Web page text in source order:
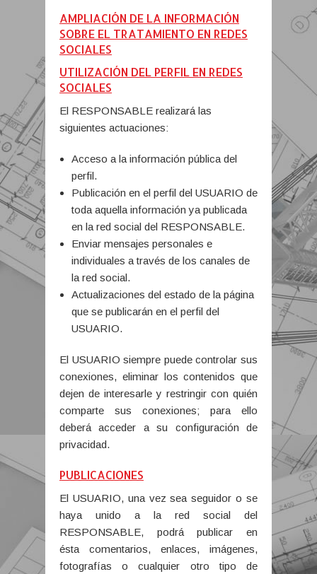
AMPLIACIÓN DE LA INFORMACIÓN
SOBRE EL TRATAMIENTO EN REDES
SOCIALES
UTILIZACIÓN DEL PERFIL EN REDES
SOCIALES
El RESPONSABLE realizará las
siguientes actuaciones:
Acceso a la información pública del
perfil.
Publicación en el perfil del USUARIO de
toda aquella información ya publicada
en la red social del RESPONSABLE.
Enviar mensajes personales e
individuales a través de los canales de
la red social.
Actualizaciones del estado de la página
que se publicarán en el perfil del
USUARIO.
El USUARIO siempre puede controlar sus
conexiones, eliminar los contenidos que
dejen de interesarle y restringir con quién
comparte sus conexiones; para ello
deberá acceder a su configuración de
privacidad.
PUBLICACIONES
El USUARIO, una vez sea seguidor o se
haya unido a la red social del
RESPONSABLE, podrá publicar en
ésta comentarios, enlaces, imágenes,
fotografías o cualquier otro tipo de